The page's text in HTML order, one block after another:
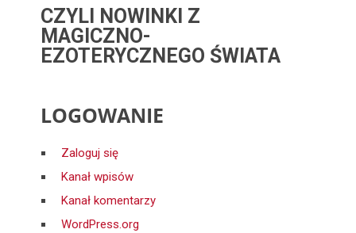
CZYLI NOWINKI Z
MAGICZNO-
EZOTERYCZNEGO ŚWIATA
LOGOWANIE
Zaloguj się
Kanał wpisów
Kanał komentarzy
WordPress.org